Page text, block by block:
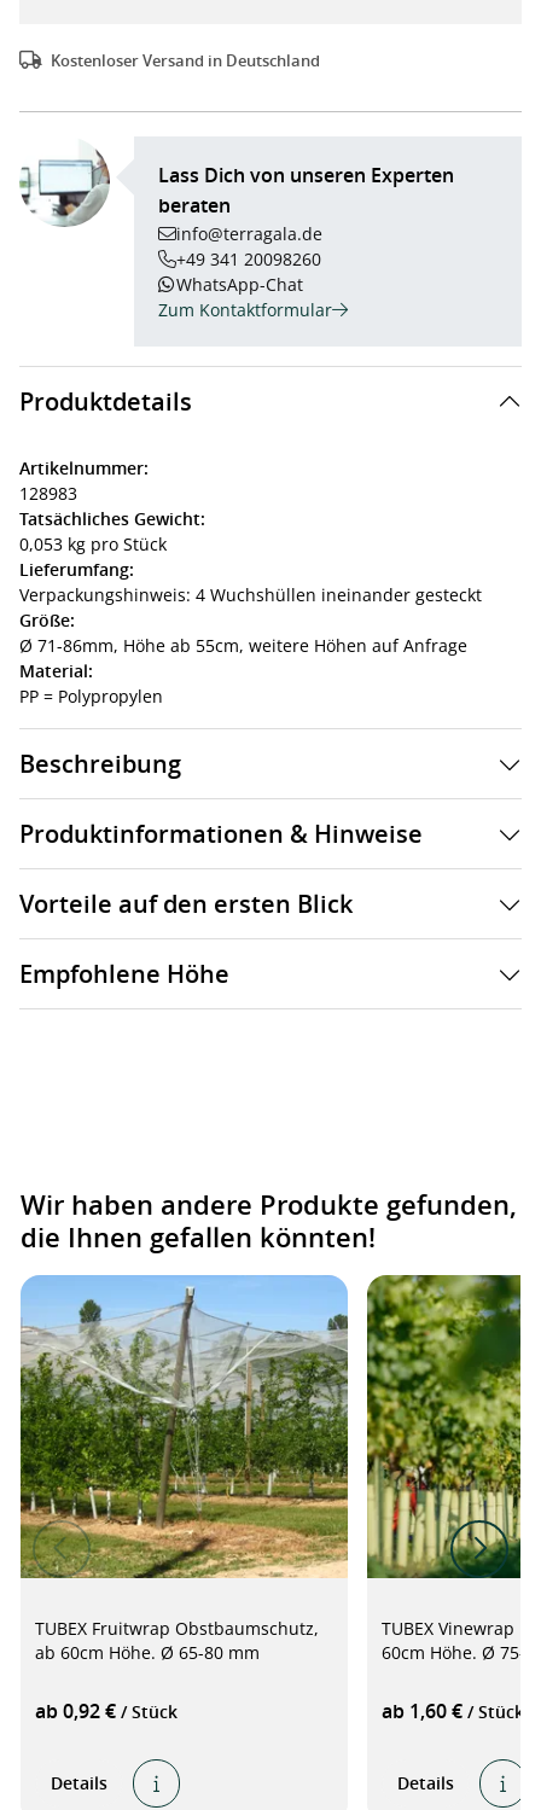
Kostenloser Versand in Deutschland
Lass Dich von unseren Experten
beraten
info@terragala.de
+49 341 20098260
WhatsApp-Chat
Zum Kontaktformular
Produktdetails
Artikelnummer:
128983
Tatsächliches Gewicht:
0,053 kg pro Stück
Lieferumfang:
Verpackungshinweis: 4 Wuchshüllen ineinander gesteckt
Größe:
Ø 71-86mm, Höhe ab 55cm, weitere Höhen auf Anfrage
Material:
PP = Polypropylen
Beschreibung
Produktinformationen & Hinweise
Vorteile auf den ersten Blick
Empfohlene Höhe
Wir haben andere Produkte gefunden,
die Ihnen gefallen könnten!
TUBEX Fruitwrap Obstbaumschutz,
ab 60cm Höhe. Ø 65-80 mm
ab 0,92 € / Stück
Details
TUBEX Vinewrap
60cm Höhe. Ø 75-
ab 1,60 € / Stück
Details